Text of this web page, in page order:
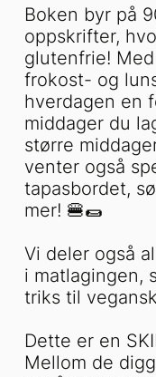
Boken byr på
oppskrifter,
glutenfrie!
frokost- og
hverdagen en
middager du
større
venter også
tapasbordet,
mer! 🍔🌯
Vi deler også
i matlagingen,
triks til
Dette er en
Mellom de